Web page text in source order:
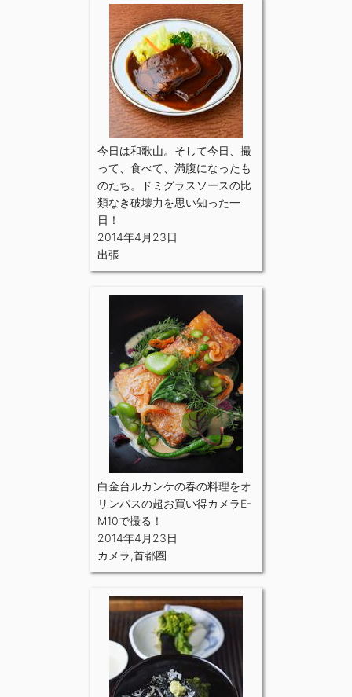
今日は和歌山。そして今日、撮
って、食べて、満腹になったも
のたち。ドミグラスソースの比
類なき破壊力を思い知った一
日！
2014年4月23日
出張
白金台ルカンケの春の料理をオ
リンパスの超お買い得カメラE-
M10で撮る！
2014年4月23日
カメラ,首都圏